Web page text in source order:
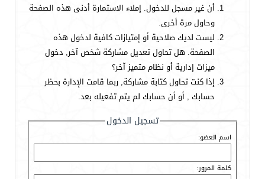
أن غير مسجل للدخول. إملاء الاستمارة أدنى هذه الصفحة
وحاول مرة أخرى.
ليست لديك صلاحية أو إمتيازات كافية لدخول هذه
الصفحة. هل تحاول تعديل مشاركة شخص آخر, دخول
ميزات إدارية أو نظام متميز آخر؟
إذا كنت تحاول كتابة مشاركة, ربما قامت الإدارة بحظر
حسابك , أو أن حسابك لم يتم تفعيله بعد.
تسجيل الدخول
اسم العضو:
كلمة المرور: